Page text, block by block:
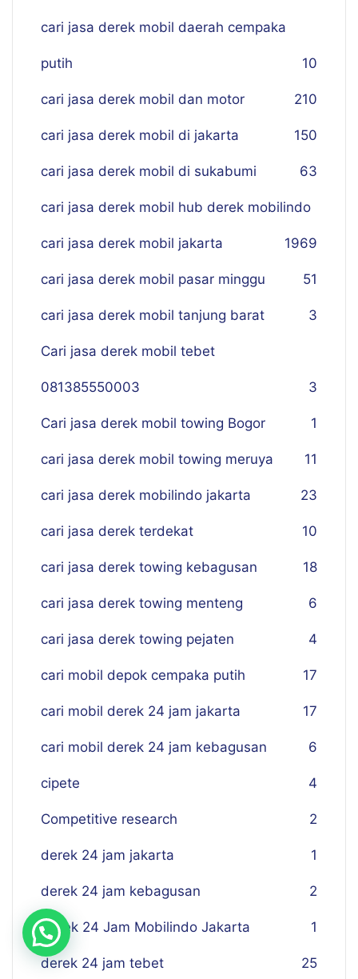
cari jasa derek mobil daerah cempaka
putih 10
cari jasa derek mobil dan motor 210
cari jasa derek mobil di jakarta 150
cari jasa derek mobil di sukabumi 63
cari jasa derek mobil hub derek mobilindo
69
cari jasa derek mobil jakarta 19
cari jasa derek mobil pasar minggu 51
cari jasa derek mobil tanjung barat 3
Cari jasa derek mobil tebet
081385550003 3
Cari jasa derek mobil towing Bogor 1
cari jasa derek mobil towing meruya 11
cari jasa derek mobilindo jakarta 23
cari jasa derek terdekat 10
cari jasa derek towing kebagusan 18
cari jasa derek towing menteng 6
cari jasa derek towing pejaten 4
cari mobil depok cempaka putih 17
cari mobil derek 24 jam jakarta 17
cari mobil derek 24 jam kebagusan 6
cipete 4
Competitive research 2
derek 24 jam jakarta 1
derek 24 jam kebagusan 2
Derek 24 Jam Mobilindo Jakarta 1
derek 24 jam tebet 25